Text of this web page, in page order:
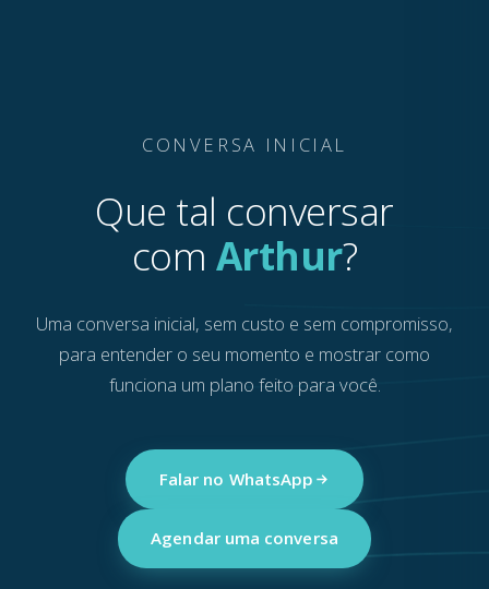
CONVERSA INICIAL
Que tal conversar
com Arthur?
Uma conversa inicial, sem custo e sem compromisso,
para entender o seu momento e mostrar como
funciona um plano feito para você.
Falar no WhatsApp
Agendar uma conversa